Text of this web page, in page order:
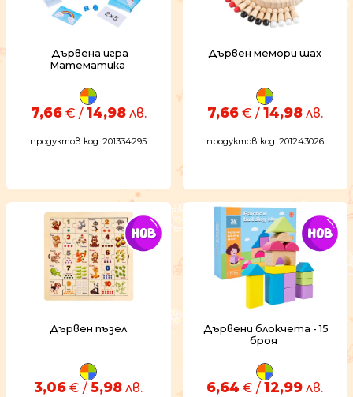
Дървена игра
Математика
7,66€ / 14,98лв.
продуктов код: 201334295
Дървен мемори шах
7,66€ / 14,98лв.
продуктов код: 201243026
Дървен пъзел
3,06 € / 5,98 лв.
Дървени блокчета - 15
броя
6,64 € / 12,99 лв.